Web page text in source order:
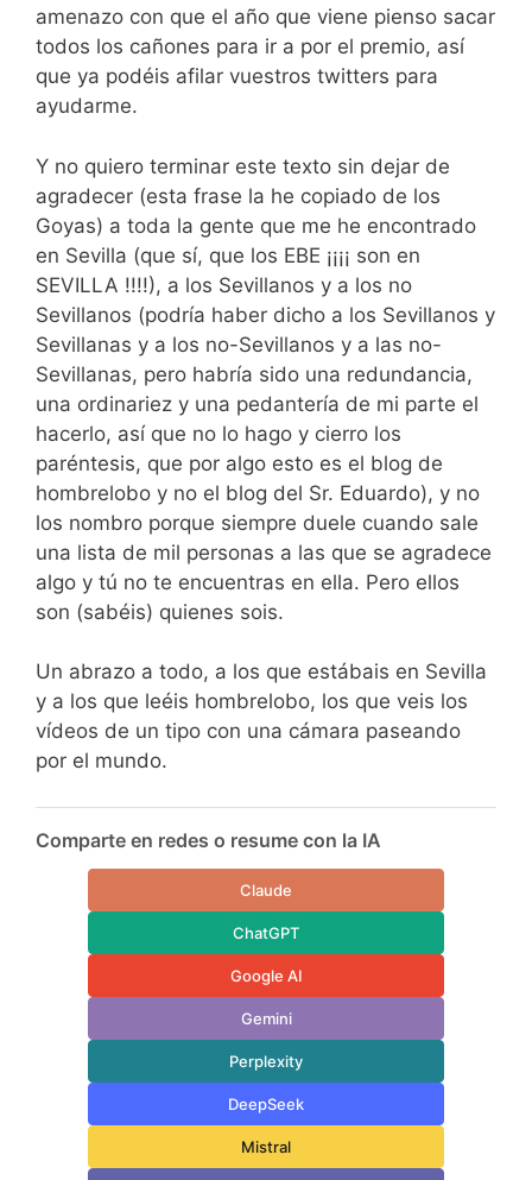
amenazo con que el año que viene pienso sacar
todos los cañones para ir a por el premio, así
que ya podéis afilar vuestros twitters para
ayudarme.
Y no quiero terminar este texto sin dejar de
agradecer (esta frase la he copiado de los
Goyas) a toda la gente que me he encontrado
en Sevilla (que sí, que los EBE ¡¡¡¡ son en
SEVILLA !!!!), a los Sevillanos y a los no
Sevillanos (podría haber dicho a los Sevillanos y
Sevillanas y a los no-Sevillanos y a las no-
Sevillanas, pero habría sido una redundancia,
una ordinariez y una pedantería de mi parte el
hacerlo, así que no lo hago y cierro los
paréntesis, que por algo esto es el blog de
hombrelobo y no el blog del Sr. Eduardo), y no
los nombro porque siempre duele cuando sale
una lista de mil personas a las que se agradece
algo y tú no te encuentras en ella. Pero ellos
son (sabéis) quienes sois.
Un abrazo a todo, a los que estábais en Sevilla
y a los que leéis hombrelobo, los que veis los
vídeos de un tipo con una cámara paseando
por el mundo.
Comparte en redes o resume con la IA
Claude
ChatGPT
Google AI
Gemini
Perplexity
DeepSeek
Mistral